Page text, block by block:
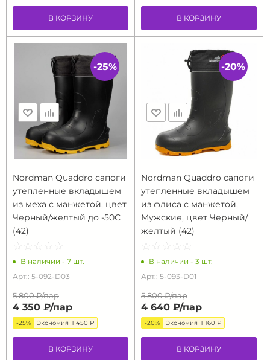
В КОРЗИНУ В КОРЗИНУ
Nordman Quaddro сапоги
утепленные вкладышем
из меха с манжетой, цвет
Черный/желтый до -50C
(42)
☆ ☆ ☆ ☆ ☆
★ ★ ★ ★ ★
В наличии - 7 шт.
Арт.: 5-092-D03
5 800 ₽/пар
4 350 ₽/пар
-25% Экономия 1 450 ₽
В КОРЗИНУ
-25%
Nordman Quaddro сапоги
утепленные вкладышем
из флиса с манжетой,
Мужские, цвет Черный/
желтый (42)
☆ ☆ ☆ ☆ ☆
★ ★ ★ ★ ★
В наличии - 3 шт.
Арт.: 5-093-D01
5 800 ₽/пар
4 640 ₽/пар
-20% Экономия 1 160 ₽
В КОРЗИНУ
-20%